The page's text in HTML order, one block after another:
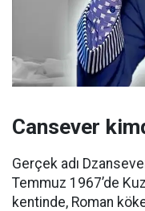
Cansever
Gerçek adı
Temmuz 1967’de
kentinde, Roman